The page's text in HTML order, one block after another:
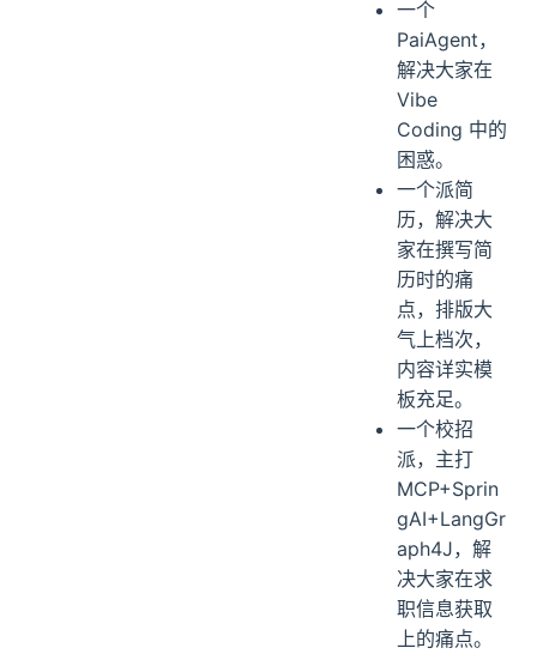
一个
PaiAgent，
解决大家在
Vibe
Coding 中的
困惑。
一个派简
历，解决大
家在撰写简
历时的痛
点，排版大
气上档次，
内容详实模
板充足。
一个校招
派，主打
MCP+Sprin
gAI+LangGr
aph4J，解
决大家在求
职信息获取
上的痛点。